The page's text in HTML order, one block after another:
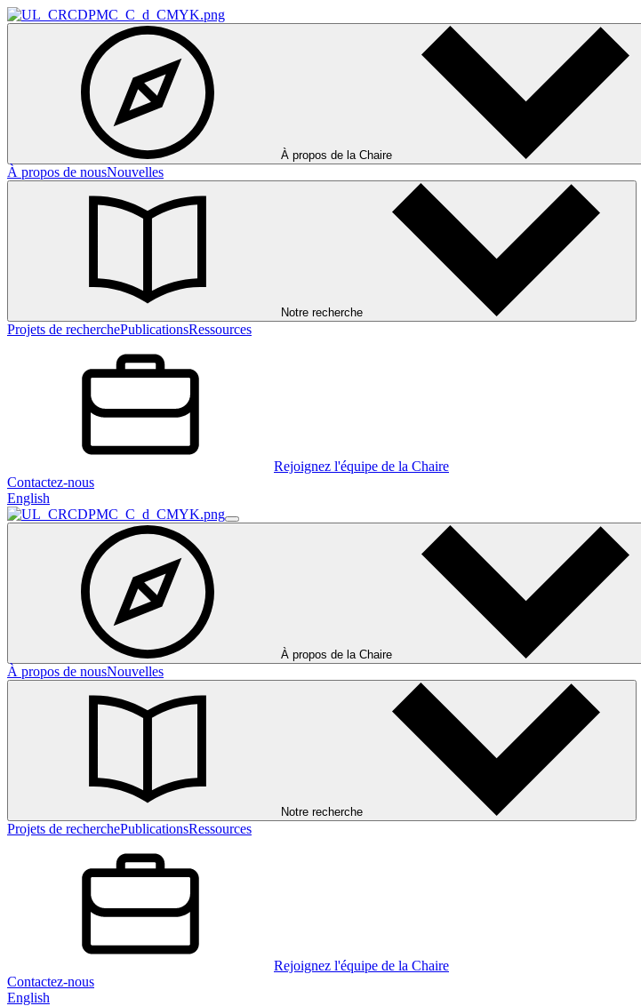
À propos de la Chaire
À propos de nousNouvelles
Notre recherche
Projets de recherchePublicationsRessources
Rejoignez l'équipe de la Chaire
Contactez-nous
English
À propos de la Chaire
À propos de nousNouvelles
Notre recherche
Projets de recherchePublicationsRessources
Rejoignez l'équipe de la Chaire
Contactez-nous
English